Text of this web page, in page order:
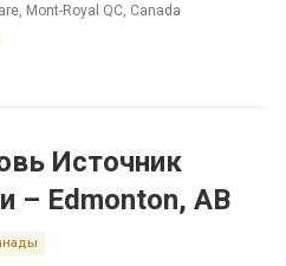
Mont-Royal QC, Canada
Источник
– Edmonton, AB